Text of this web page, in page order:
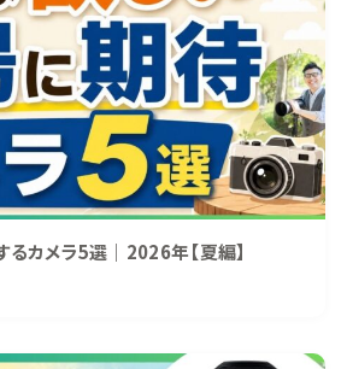
カメラ5選｜2026年【夏編】